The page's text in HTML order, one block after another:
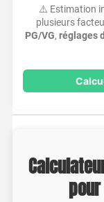
⚠️ Estimation
plusieurs
PG/VG,réglages